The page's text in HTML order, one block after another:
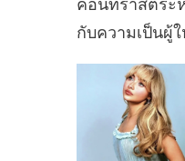
คอนทราสต์ระ
กับความเป็นผู้